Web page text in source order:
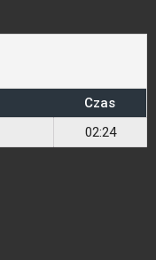
Czas
02:24